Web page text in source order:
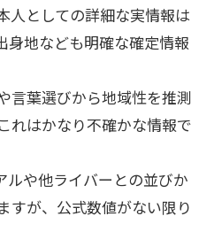
人としての詳細な実情報は
身地なども明確な確定情報
言葉選びから地域性を推測
れはかなり不確かな情報で
ルや他ライバーとの並びか
すが、公式数値がない限り